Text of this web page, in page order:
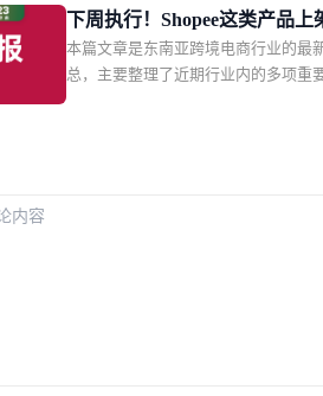
获两批申报不实的走私烟花爆竹等区
与行业事件。国内机票燃油费再调低
报道，8月5日起国内航线机票燃油附
下周执行！Shopee这类产品上
证；Lazada突增禁运品类；越
家主播实名认证
本篇文章是东南亚跨境电商行业的最
总，主要整理了近期行业内的多项重